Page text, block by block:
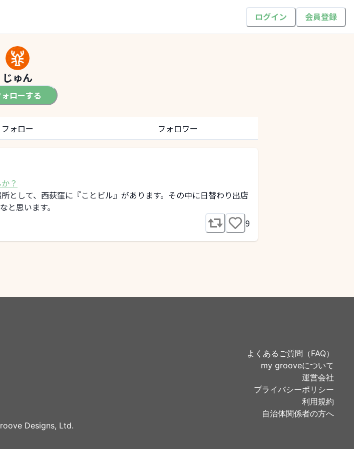
ログイン 会員登録
じゅん
ォローする
フォロー フォロワー
？
として、西荻窪に『ことビル』があります。その中に日替わり出店
と思います。
9
よくあるご質問（FAQ）
my grooveについて
運営会社
プライバシーポリシー
利用規約
自治体関係者の方へ
Designs, Ltd.